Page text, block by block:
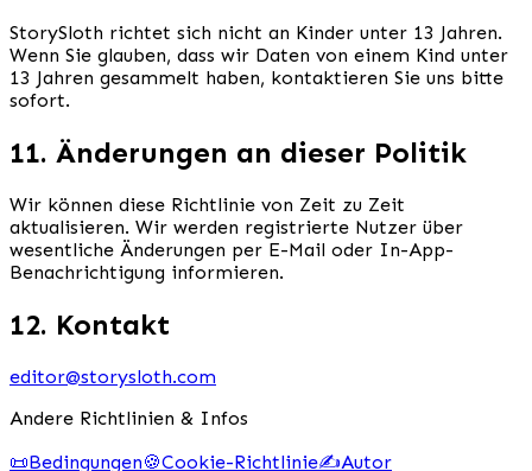
StorySloth richtet sich nicht an Kinder unter 13 Jahren.
Wenn Sie glauben, dass wir Daten von einem Kind unter
13 Jahren gesammelt haben, kontaktieren Sie uns bitte
sofort.
11. Änderungen an dieser Politik
Wir können diese Richtlinie von Zeit zu Zeit
aktualisieren. Wir werden registrierte Nutzer über
wesentliche Änderungen per E-Mail oder In-App-
Benachrichtigung informieren.
12. Kontakt
editor@storysloth.com
Andere Richtlinien & Infos
📜Bedingungen🍪Cookie-Richtlinie✍️Autor